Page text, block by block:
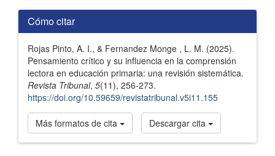
Cómo citar
Rojas Pinto, A. I., & Fernandez Monge , L. M. (2025).
Pensamiento crítico y su influencia en la comprensión
lectora en educación primaria: una revisión sistemática.
Revista Tribunal, 5(11), 256-273.
https://doi.org/10.59659/revistatribunal.v5i11.155
Más formatos de cita Descargar cita